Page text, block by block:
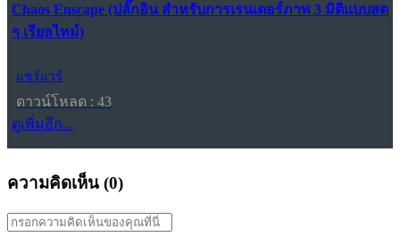
Chaos Enscape (ปลั๊กอิน สำหรับการเรนเดอร์ภาพ 3 มิติแบบสด
ๆ เรียลไทม์)
แชร์แวร์
ดาวน์โหลด : 43
ดูเพิ่มอีก...
ความคิดเห็น (0)